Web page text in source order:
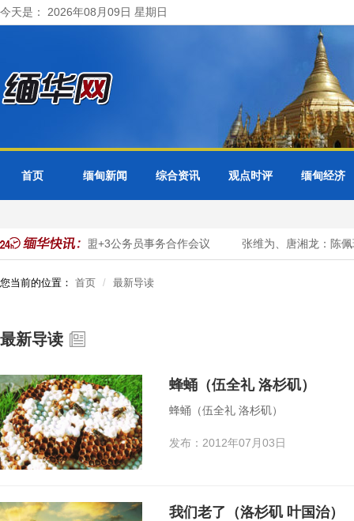
今天是： 2026年08月09日 星期日
首页 缅甸新闻 综合资讯 观点时评 缅甸经济
缅甸出席东盟+3公务员事务合作会议 张维为、唐湘龙：陈佩
您当前的位置： 首页 最新导读
最新导读
蜂蛹（伍全礼 洛杉矶）
蜂蛹（伍全礼 洛杉矶）
发布：2012年07月03日
我们老了（洛杉矶 叶国治）